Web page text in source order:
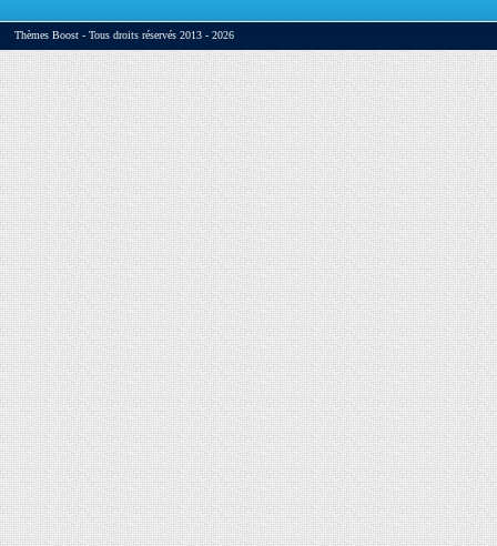
Thèmes Boost - Tous droits réservés 2013 - 2026